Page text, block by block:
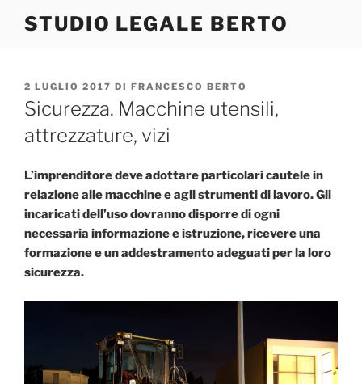
STUDIO LEGALE BERTO
PUBBLICATO
IL
2 LUGLIO 2017 DI FRANCESCO BERTO
Sicurezza. Macchine utensili,
attrezzature, vizi
L’imprenditore deve adottare particolari cautele in
relazione alle macchine e agli strumenti di lavoro. Gli
incaricati dell’uso dovranno disporre di ogni
necessaria informazione e istruzione, ricevere una
formazione e un addestramento adeguati per la loro
sicurezza.